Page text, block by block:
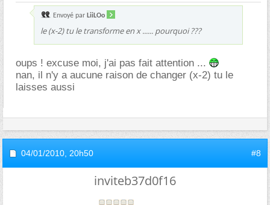
Envoyé par LiiLOo
le (x-2) tu le transforme en x ...... pourquoi ???
oups ! excuse moi, j'ai pas fait attention ...
nan, il n'y a aucune raison de changer (x-2) tu le
laisses aussi
04/01/2010, 20h50 #8
inviteb37d0f16